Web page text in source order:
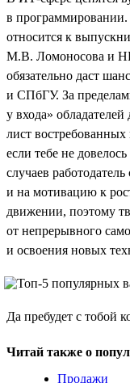
в
относится к
М.В. Ломоносова и
обязательно даст
и СПбГУ. За
у входа»
лист
если тебе не
случаев
и на мотивацию к
движении, поэтому
от непрерывного
и освоения новых
Да пребудет с тобой
Читай также о
Продажи